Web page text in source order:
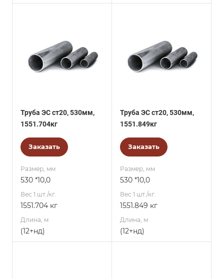
Труба ЭС ст20, 530мм,
1551.704кг
Заказать
Размер, мм
530 *10,0
Вес 1 шт./кг.
1551.704 кг
Длина, м
(12+нд)
Труба ЭС ст20, 530мм,
1551.849кг
Заказать
Размер, мм
530 *10,0
Вес 1 шт./кг.
1551.849 кг
Длина, м
(12+нд)